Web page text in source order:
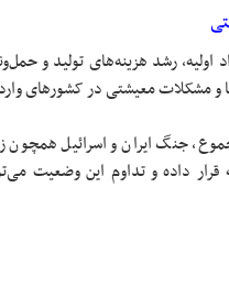
اولیه، رشد هزینه‌های تولید و
مشکلات معیشتی در کشورهای
جنگ ایران و اسرائیل همچون
داده و تداوم این وضعیت